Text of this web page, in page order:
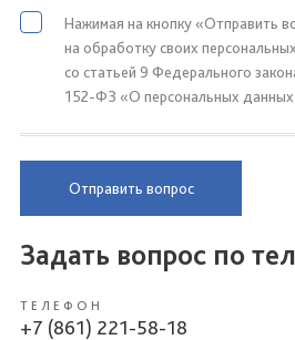
Нажимая на кнопку «Отправить
на обработку своих
со статьей 9 Федерального
152-ФЗ «О персональных
Отправить вопрос
Задать вопрос по
ТЕЛЕФОН
+7 (861) 221-58-18